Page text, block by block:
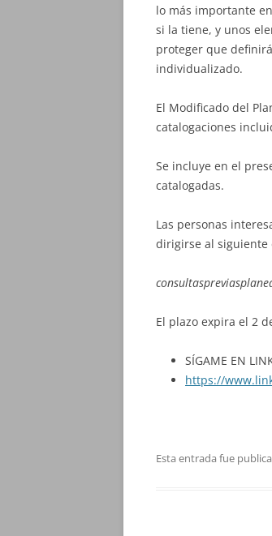
lo más importante
si la tiene, y unos
proteger que
individualizado.
El Modificado del
catalogaciones
Se incluye en el
catalogadas.
Las personas
dirigirse al siguiente
El plazo expira el 2
SÍGAME EN
https://
Esta entrada fue